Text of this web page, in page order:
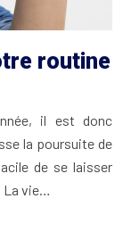
routine
il est donc
la poursuite de
de se laisser
La vie…